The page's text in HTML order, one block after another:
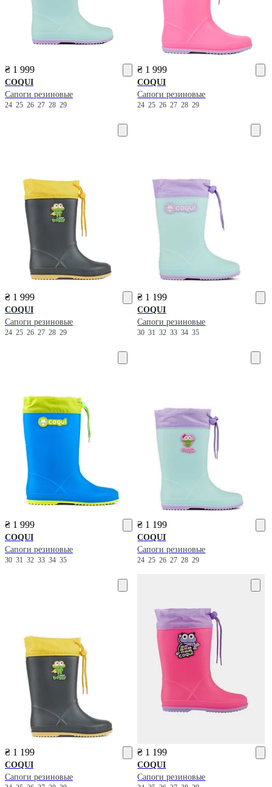
₴ 1 999
COQUI
Сапоги резиновые
24 25 26 27 28 29
₴ 1 999
COQUI
Сапоги резиновые
242526272829
₴ 1 999
COQUI
Сапоги резиновые
24 25 26 27 28 29
₴ 1 199
COQUI
Сапоги резиновые
303132333435
₴ 1 999
COQUI
Сапоги резиновые
30 31 32 33 34 35
₴ 1 199
COQUI
Сапоги резиновые
242526272829
₴ 1 199
COQUI
Сапоги резиновые
₴ 1 199
COQUI
Сапоги резиновые